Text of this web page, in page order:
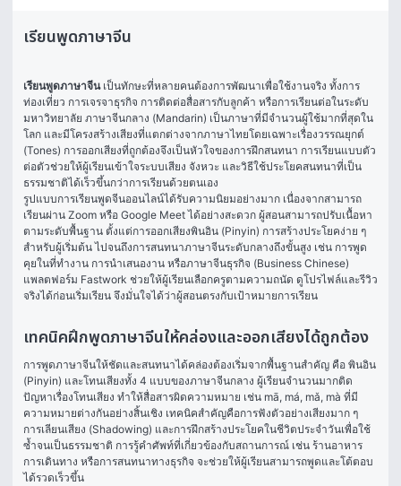
เรียนพูดภาษาจีน
เรียนพูดภาษาจีน เป็นทักษะที่หลายคนต้องการพัฒนาเพื่อใช้งานจริง ทั้งการ
ท่องเที่ยว การเจรจาธุรกิจ การติดต่อสื่อสารกับลูกค้า หรือการเรียนต่อในระดับ
มหาวิทยาลัย ภาษาจีนกลาง (Mandarin) เป็นภาษาที่มีจำนวนผู้ใช้มากที่สุดใน
โลก และมีโครงสร้างเสียงที่แตกต่างจากภาษาไทยโดยเฉพาะเรื่องวรรณยุกต์
(Tones) การออกเสียงที่ถูกต้องจึงเป็นหัวใจของการฝึกสนทนา การเรียนแบบตัว
ต่อตัวช่วยให้ผู้เรียนเข้าใจระบบเสียง จังหวะ และวิธีใช้ประโยคสนทนาที่เป็น
ธรรมชาติได้เร็วขึ้นกว่าการเรียนด้วยตนเอง
รูปแบบการเรียนพูดจีนออนไลน์ได้รับความนิยมอย่างมาก เนื่องจากสามารถ
เรียนผ่าน Zoom หรือ Google Meet ได้อย่างสะดวก ผู้สอนสามารถปรับเนื้อหา
ตามระดับพื้นฐาน ตั้งแต่การออกเสียงพินอิน (Pinyin) การสร้างประโยคง่าย ๆ
สำหรับผู้เริ่มต้น ไปจนถึงการสนทนาภาษาจีนระดับกลางถึงขั้นสูง เช่น การพูด
คุยในที่ทำงาน การนำเสนองาน หรือภาษาจีนธุรกิจ (Business Chinese)
แพลตฟอร์ม Fastwork ช่วยให้ผู้เรียนเลือกครูตามความถนัด ดูโปรไฟล์และรีวิว
จริงได้ก่อนเริ่มเรียน จึงมั่นใจได้ว่าผู้สอนตรงกับเป้าหมายการเรียน
เทคนิคฝึกพูดภาษาจีนให้คล่องและออกเสียงได้ถูกต้อง
การพูดภาษาจีนให้ชัดและสนทนาได้คล่องต้องเริ่มจากพื้นฐานสำคัญ คือ พินอิน
(Pinyin) และโทนเสียงทั้ง 4 แบบของภาษาจีนกลาง ผู้เรียนจำนวนมากติด
ปัญหาเรื่องโทนเสียง ทำให้สื่อสารผิดความหมาย เช่น mā, má, mǎ, mà ที่มี
ความหมายต่างกันอย่างสิ้นเชิง เทคนิคสำคัญคือการฟังตัวอย่างเสียงมาก ๆ
การเลียนเสียง (Shadowing) และการฝึกสร้างประโยคในชีวิตประจำวันเพื่อใช้
ซ้ำจนเป็นธรรมชาติ การรู้คำศัพท์ที่เกี่ยวข้องกับสถานการณ์ เช่น ร้านอาหาร
การเดินทาง หรือการสนทนาทางธุรกิจ จะช่วยให้ผู้เรียนสามารถพูดและโต้ตอบ
ได้รวดเร็วขึ้น